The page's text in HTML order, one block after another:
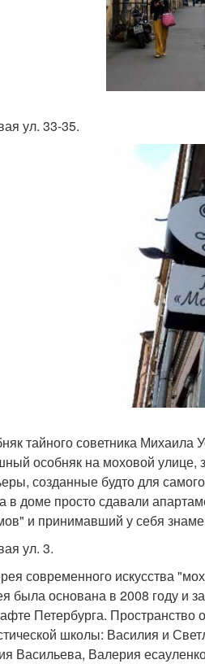
ул. 33-35.
тайного советника Михаила
особняк на моховой улице,
созданные будто для
в доме просто сдавали
и принимавший у себя
ул. 3.
современного искусства
была основана в 2008 году и
Петербурга. Пространство
школы: Василия и
Васильева, Валерия